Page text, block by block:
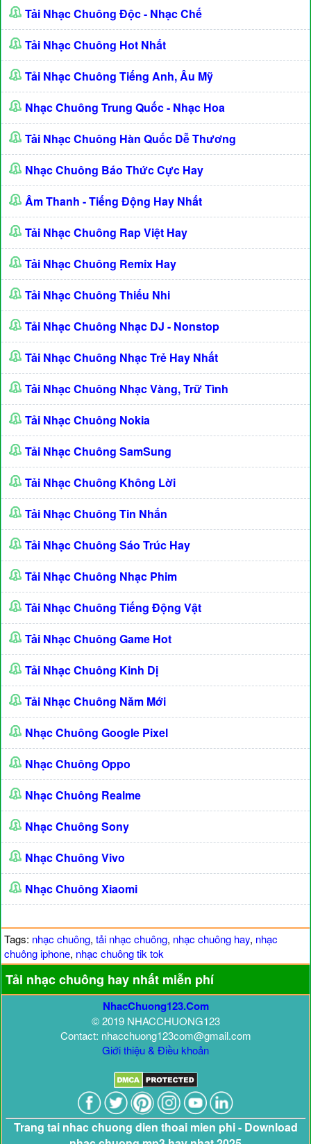
Tải Nhạc Chuông Độc - Nhạc Chế
Tải Nhạc Chuông Hot Nhất
Tải Nhạc Chuông Tiếng Anh, Âu Mỹ
Nhạc Chuông Trung Quốc - Nhạc Hoa
Tải Nhạc Chuông Hàn Quốc Dễ Thương
Nhạc Chuông Báo Thức Cực Hay
Âm Thanh - Tiếng Động Hay Nhất
Tải Nhạc Chuông Rap Việt Hay
Tải Nhạc Chuông Remix Hay
Tải Nhạc Chuông Thiếu Nhi
Tải Nhạc Chuông Nhạc DJ - Nonstop
Tải Nhạc Chuông Nhạc Trẻ Hay Nhất
Tải Nhạc Chuông Nhạc Vàng, Trữ Tình
Tải Nhạc Chuông Nokia
Tải Nhạc Chuông SamSung
Tải Nhạc Chuông Không Lời
Tải Nhạc Chuông Tin Nhắn
Tải Nhạc Chuông Sáo Trúc Hay
Tải Nhạc Chuông Nhạc Phim
Tải Nhạc Chuông Tiếng Động Vật
Tải Nhạc Chuông Game Hot
Tải Nhạc Chuông Kinh Dị
Tải Nhạc Chuông Năm Mới
Nhạc Chuông Google Pixel
Nhạc Chuông Oppo
Nhạc Chuông Realme
Nhạc Chuông Sony
Nhạc Chuông Vivo
Nhạc Chuông Xiaomi
Tags: nhạc chuông, tải nhạc chuông, nhạc chuông hay, nhạc
chuông iphone, nhạc chuông tik tok
Tải nhạc chuông hay nhất miễn phí
NhacChuong123.Com
© 2019 NHACCHUONG123
Contact: nhacchuong123com@gmail.com
Giới thiệu & Điều khoản
Trang tai nhac chuong dien thoai mien phi - Download